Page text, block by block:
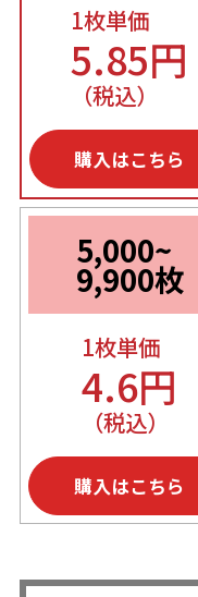
1枚単価
5.85円
（税込）
購入はこちら
5,000~
9,900枚
1枚単価
4.6円
（税込）
購入はこちら